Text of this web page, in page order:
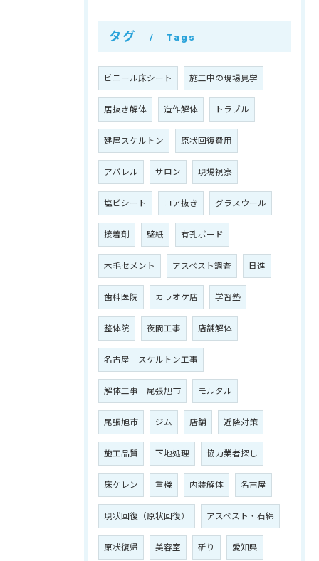
タグ Tags
ビニール床シート 施工中の現場見学
居抜き解体 造作解体 トラブル
建屋スケルトン 原状回復費用
アパレル サロン 現場視察
塩ビシート コア抜き グラスウール
接着剤 壁紙 有孔ボード
木毛セメント アスベスト調査 日進
歯科医院 カラオケ店 学習塾
整体院 夜間工事 店舗解体
名古屋 スケルトン工事
解体工事 尾張旭市 モルタル
尾張旭市 ジム 店舗 近隣対策
施工品質 下地処理 協力業者探し
床ケレン 重機 内装解体 名古屋
現状回復（原状回復） アスベスト・石綿
原状復帰 美容室 斫り 愛知県